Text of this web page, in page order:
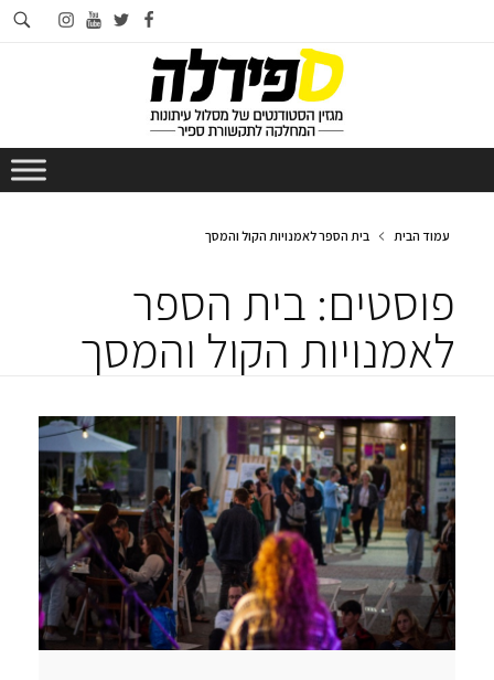
facebook
twitter
youtube
instagram
עמוד הבית בית הספר לאמנויות הקול והמסך
פוסטים: בית הספר
לאמנויות הקול והמסך